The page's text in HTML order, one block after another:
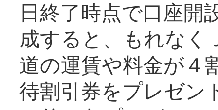
日終了時点で口座開
成すると、もれなく
道の運賃や料金が４
待割引券をプレゼン